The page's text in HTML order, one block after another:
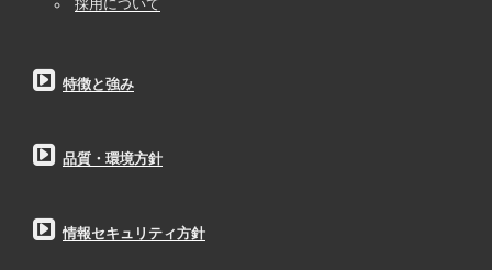
採用について
特徴と強み
品質・環境方針
情報セキュリティ方針